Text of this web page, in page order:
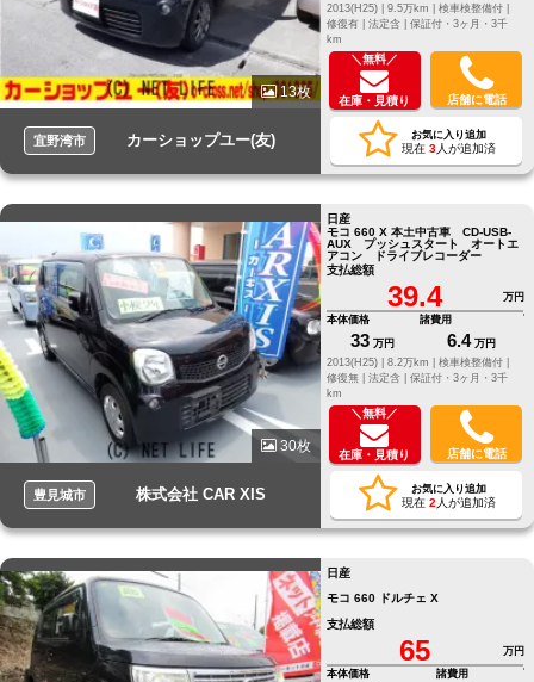
13枚
宜野湾市 カーショップユー(友)
2013(H25) |
9.5万km |
検車検整備付 |
修復有 | 法定含 | 保証付・3ヶ月・3千
km
＼無料／
在庫・見積り 店舗に電話
お気に入り追加
現在 3人が追加済
30枚
豊見城市 株式会社 CAR XIS
日産
モコ 660 X 本土中古車 CD-USB-
AUX プッシュスタート オートエ
アコン ドライブレコーダー
支払総額
39.4
万円
本体価格
33 万円
諸費用
6.4 万円
2013(H25) |
8.2万km |
検車検整備付 |
修復無 | 法定含 | 保証付・3ヶ月・3千
km
＼無料／
在庫・見積り 店舗に電話
お気に入り追加
現在 2 人が追加済
日産
モコ 660 ドルチェ X
支払総額
65
万円
本体価格
諸費用